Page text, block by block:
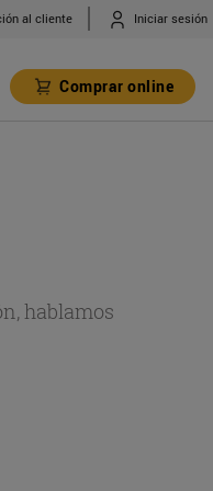
al cliente Iniciar sesión
Comprar online
hablamos